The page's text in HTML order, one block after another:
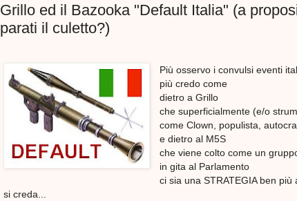
Grillo ed il Bazooka "Default Italia" (a
parati il culetto?)
Più osservo i convulsi eventi
più credo come
dietro a Grillo
che superficialmente (e/o
come Clown, populista,
e dietro al M5S
che viene colto come un
in gita al Parlamento
ci sia una STRATEGIA ben
si creda...